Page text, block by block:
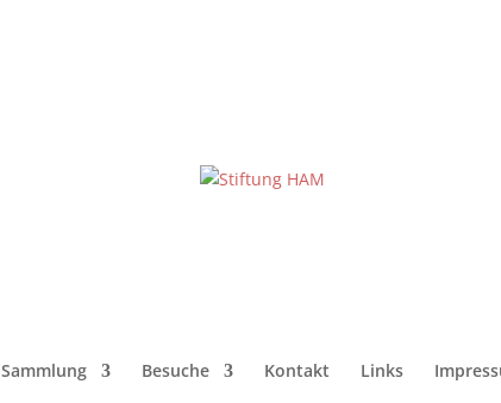
Sammlung Besuche Kontakt Links